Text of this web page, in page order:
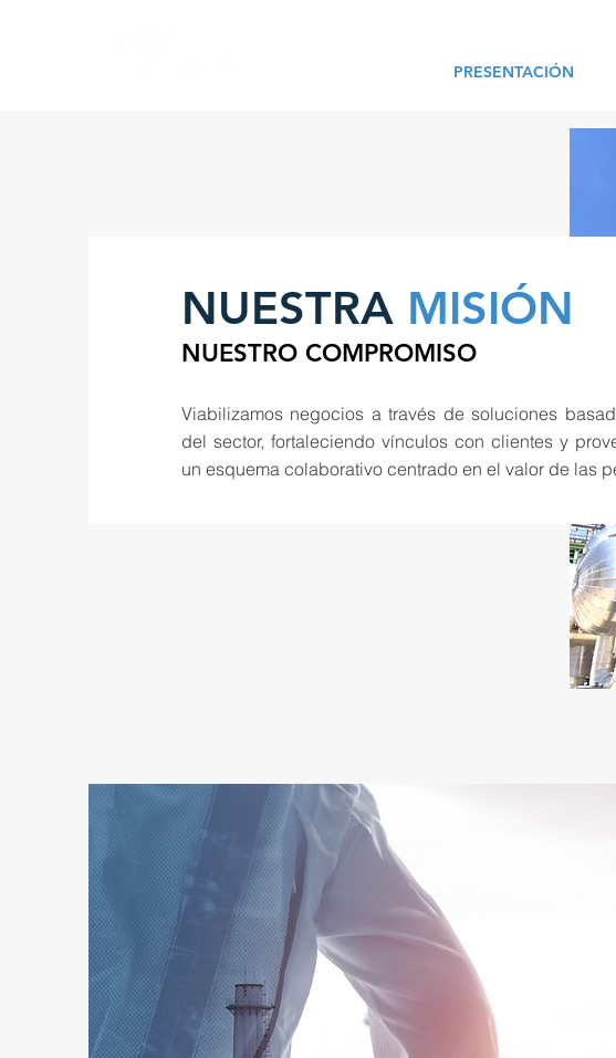
PRESENTACIÓN
NUESTRO COMPROMISO
NUESTRA MISIÓN
Viabilizamos negocios a través de soluciones
del sector, fortaleciendo vínculos con clientes y
un esquema colaborativo centrado en el valor de las